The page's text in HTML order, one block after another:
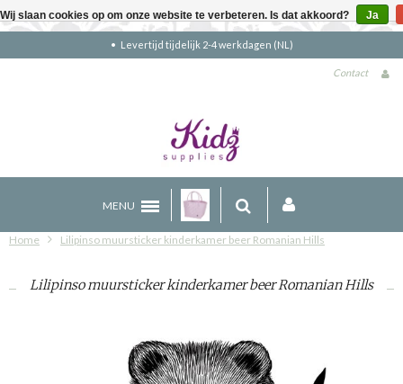
Gratis verzending boven €90 (NL)
Contact
MENU
Home Lilipinso muursticker kinderkamer beer Romanian Hills
Lilipinso muursticker kinderkamer beer Romanian Hills
Wij slaan cookies op om onze website te verbeteren. Is dat akkoord? Ja